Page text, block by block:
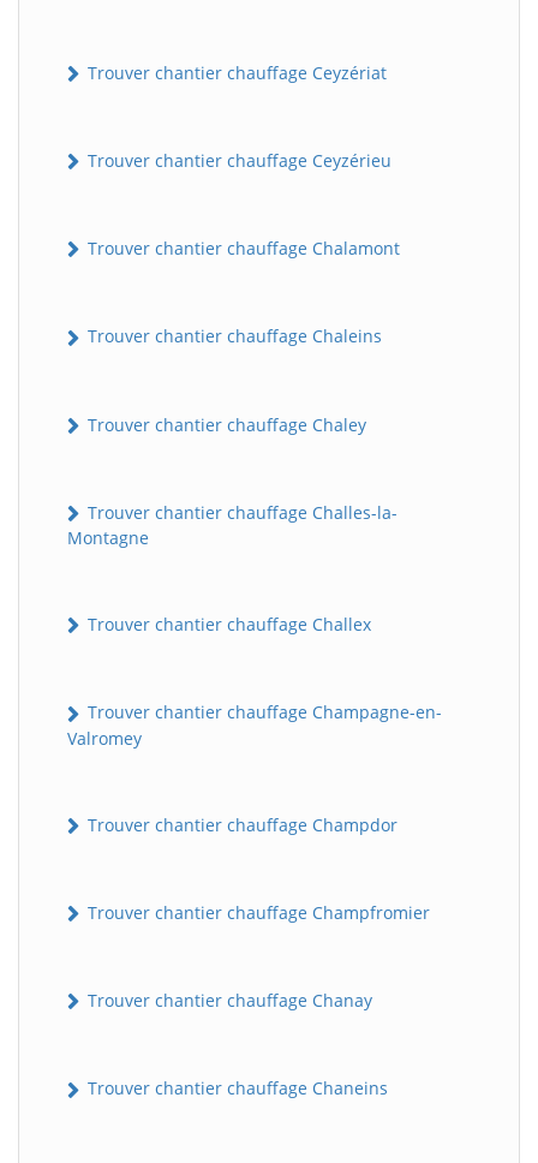
Trouver chantier chauffage Ceyzériat
Trouver chantier chauffage Ceyzérieu
Trouver chantier chauffage Chalamont
Trouver chantier chauffage Chaleins
Trouver chantier chauffage Chaley
Trouver chantier chauffage Challes-la-
Montagne
Trouver chantier chauffage Challex
Trouver chantier chauffage Champagne-en-
Valromey
Trouver chantier chauffage Champdor
Trouver chantier chauffage Champfromier
Trouver chantier chauffage Chanay
Trouver chantier chauffage Chaneins